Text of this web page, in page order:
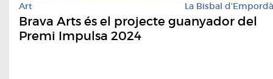
Art La Bisbal d'Empordà
Brava Arts és el projecte guanyador del
Premi Impulsa 2024